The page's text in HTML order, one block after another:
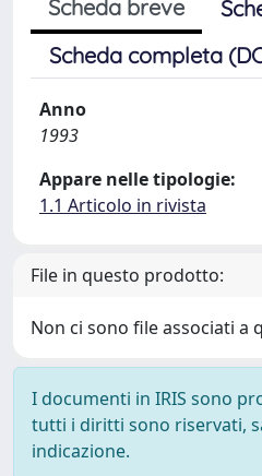
Scheda breve
Scheda completa
Anno
1993
Appare nelle tipologie:
1.1 Articolo in rivista
File in questo prodotto:
Non ci sono file associati a
I documenti in IRIS sono
tutti i diritti sono riservati,
indicazione.